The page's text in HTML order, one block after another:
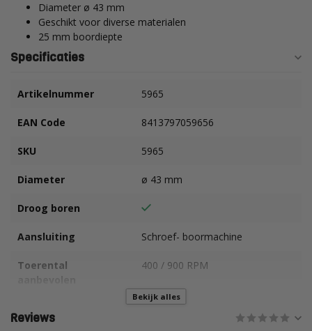
Diameter ø 43 mm
Geschikt voor diverse materialen
25 mm boordiepte
Specificaties
Artikelnummer 5965
EAN Code 8413797059656
SKU 5965
Diameter ø 43 mm
Droog boren
Aansluiting Schroef- boormachine
Toerental
400 / 900 RPM
Wand- en Vloertegels,
Natuursteen, Graniet e.d.
Bekijk alles
Reviews